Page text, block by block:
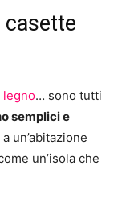
legno… sono tutti
semplici e
un’abitazione
un’isola che